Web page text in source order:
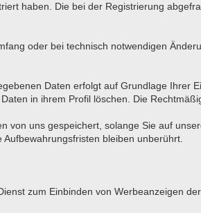
haben. Die bei der Registrierung
oder bei technisch notwendigen
Daten erfolgt auf Grundlage Ihrer
in ihrem Profil löschen. Die
von uns gespeichert, solange Sie auf
bleiben unberührt.
zum Einbinden von Werbeanzeigen